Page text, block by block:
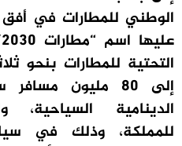
إلى 80 مليون
الدينامية السياحية،
للمملكة، وذلك في